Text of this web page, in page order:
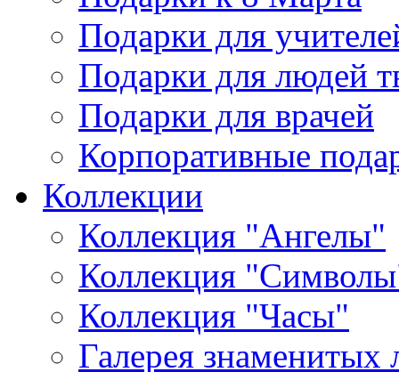
Подарки для
Подарки для людей
Подарки для врачей
Корпоративные
Коллекции
Коллекция "Ангелы"
Коллекция
Коллекция "Часы"
Галерея знаменитых